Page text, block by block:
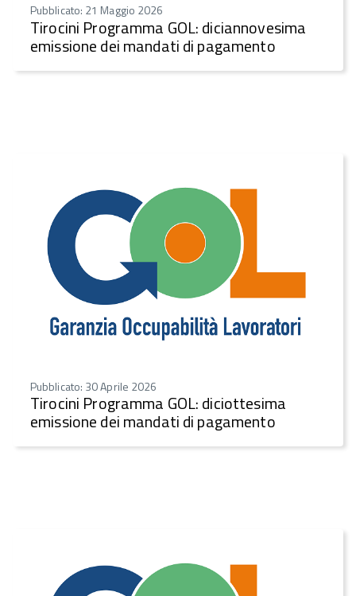
Pubblicato: 21 Maggio 2026
Tirocini Programma GOL: diciannovesima
emissione dei mandati di pagamento
Pubblicato: 30 Aprile 2026
Tirocini Programma GOL: diciottesima
emissione dei mandati di pagamento